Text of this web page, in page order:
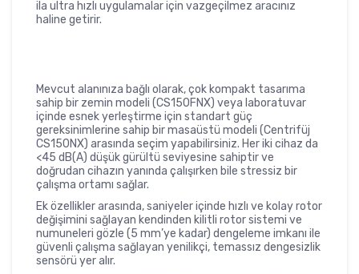
ila ultra hızlı uygulamalar için vazgeçilmez aracınız
haline getirir.
Mevcut alanınıza bağlı olarak, çok kompakt tasarıma
sahip bir zemin modeli (CS150FNX) veya laboratuvar
içinde esnek yerleştirme için standart güç
gereksinimlerine sahip bir masaüstü modeli (Centrifüj
CS150NX) arasında seçim yapabilirsiniz. Her iki cihaz da
<45 dB(A) düşük gürültü seviyesine sahiptir ve
doğrudan cihazın yanında çalışırken bile stressiz bir
çalışma ortamı sağlar.
Ek özellikler arasında, saniyeler içinde hızlı ve kolay rotor
değişimini sağlayan kendinden kilitli rotor sistemi ve
numuneleri gözle (5 mm’ye kadar) dengeleme imkanı ile
güvenli çalışma sağlayan yenilikçi, temassız dengesizlik
sensörü yer alır.